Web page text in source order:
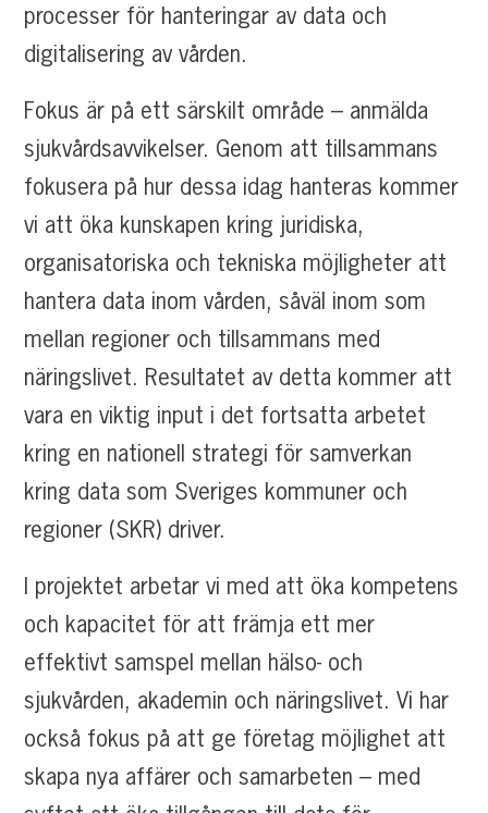
processer för hanteringar av data och
digitalisering av vården.
Fokus är på ett särskilt område – anmälda
sjukvårdsavvikelser. Genom att tillsammans
fokusera på hur dessa idag hanteras kommer
vi att öka kunskapen kring juridiska,
organisatoriska och tekniska möjligheter att
hantera data inom vården, såväl inom som
mellan regioner och tillsammans med
näringslivet. Resultatet av detta kommer att
vara en viktig input i det fortsatta arbetet
kring en nationell strategi för samverkan
kring data som Sveriges kommuner och
regioner (SKR) driver.
I projektet arbetar vi med att öka kompetens
och kapacitet för att främja ett mer
effektivt samspel mellan hälso- och
sjukvården, akademin och näringslivet. Vi har
också fokus på att ge företag möjlighet att
skapa nya affärer och samarbeten – med